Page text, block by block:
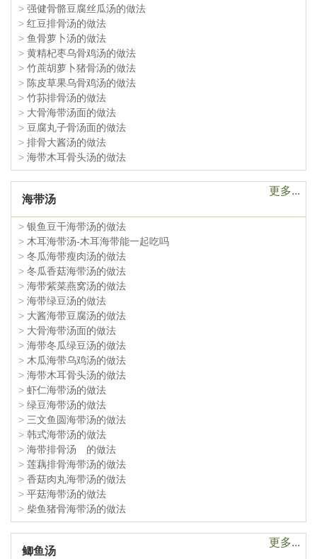
> 强健骨骼豆腐丝瓜汤的做法
> 红豆排骨汤的做法
> 鱼骨萝卜汤的做法
> 黄精杞枣乌骨鸡汤的做法
> 竹蔗胡萝卜猪骨汤的做法
> 陈皮草果乌骨鸡汤的做法
> 竹荪排骨汤的做法
> 大骨海带汤面的做法
> 豆腐丸子骨汤面的做法
> 排骨大酱汤的做法
> 海带木耳骨头汤的做法
海带汤
更多...
> 银鱼豆干海带汤的做法
> 木耳海带汤-木耳海带能一起吃吗
> 冬瓜海带瘦肉汤的做法
> 冬瓜香菇海带汤的做法
> 海带紫菜燕窝汤的做法
> 海带绿豆汤的做法
> 大酱海带豆腐汤的做法
> 大骨海带汤面的做法
> 海带冬瓜绿豆汤的做法
> 木瓜海带乌鸡汤的做法
> 海带木耳骨头汤的做法
> 虾仁海带汤的做法
> 绿豆海带汤的做法
> 三文鱼圆海带汤的做法
> 韩式海带汤的做法
> 海带排骨汤 的做法
> 莲藕排骨海带汤的做法
> 香菇肉丸海带汤的做法
> 平菇海带汤的做法
> 柴鱼猪骨海带汤的做法
鲫鱼汤
更多...